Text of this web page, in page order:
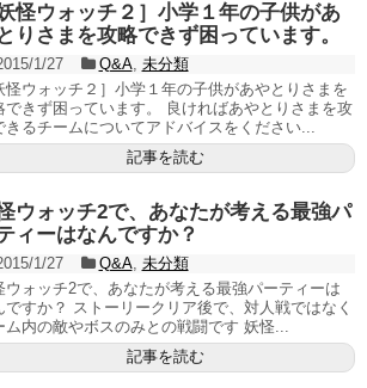
妖怪ウォッチ２］小学１年の子供があ
りさまを攻略できず困っています。
1/27 Q&A, 未分類
怪ウォッチ２］小学１年の子供があやとりさまを
できず困っています。 良ければあやとりさまを攻
きるチームについてアドバイスをください...
記事を読む
ウォッチ2で、あなたが考える最強パ
ィーはなんですか？
1/27 Q&A, 未分類
ウォッチ2で、あなたが考える最強パーティーは
ですか？ ストーリークリア後で、対人戦ではなく
ム内の敵やボスのみとの戦闘です 妖怪...
記事を読む